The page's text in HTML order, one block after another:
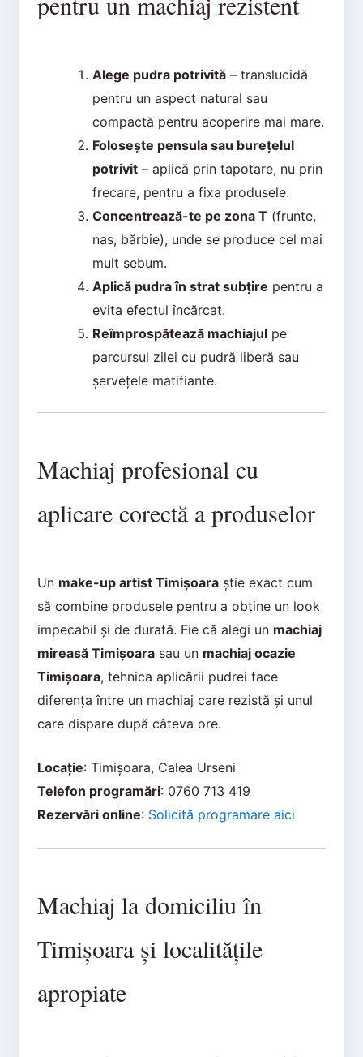
Alege pudra potrivită– translucidă
pentru un aspect natural sau
compactă pentru acoperire mai mare.
Folosește pensula sau burețelul
potrivit– aplică prin tapotare, nu prin
frecare, pentru a fixa produsele.
Concentrează-te pe zona T(frunte,
nas, bărbie), unde se produce cel mai
mult sebum.
Aplică pudra în strat subțire pentru a
evita efectul încărcat.
Reîmprospătează machiajulpe
parcursul zilei cu pudră liberă sau
șervețele matifiante.
Machiaj profesional cu
aplicare corectă a produselor
Un make-up artist Timișoaraștie exact cum
să combine produsele pentru a obține un look
impecabil și de durată. Fie că alegi un machiaj
mireasă Timișoarasau un machiaj ocazie
Timișoara, tehnica aplicării pudrei face
diferența între un machiaj care rezistă și unul
care dispare după câteva ore.
Locație: Timișoara, Calea Urseni
Telefon programări: 0760 713 419
Rezervări online: Solicită programare aici
Machiaj la domiciliu în
Timișoara și localitățile
apropiate